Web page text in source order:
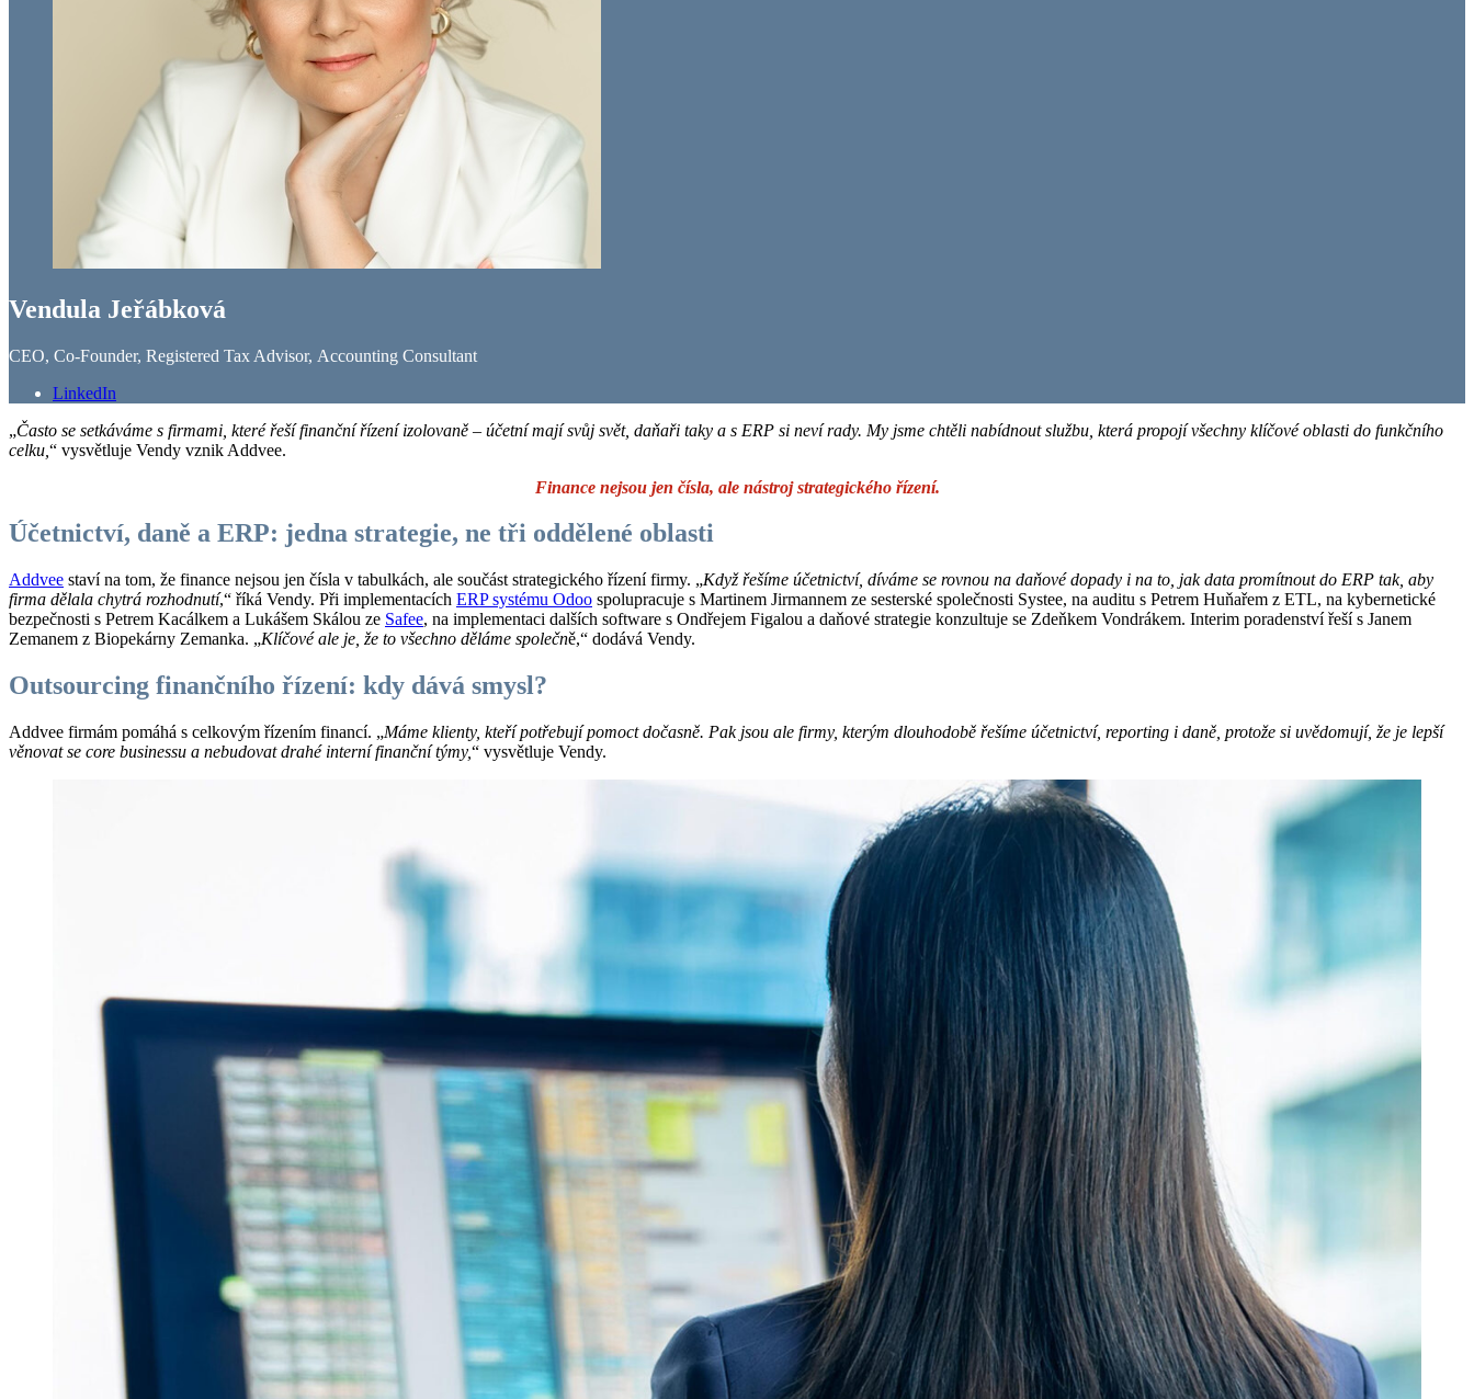
Vendula Jeřábková
CEO, Co-Founder, Registered Tax Advisor, Accounting Consultant
LinkedIn
„Často se setkáváme s firmami, které řeší finanční řízení izolovaně – účetní mají svůj svět, daňaři taky a s ERP si neví rady. My jsme chtěli nabídnout službu, která propojí všechny klíčové oblasti do funkčního
celku, “ vysvětluje Vendy vznik Addvee.
Finance nejsou jen čísla, ale nástroj strategického řízení.
Účetnictví, daně a ERP: jedna strategie, ne tři oddělené oblasti
Addvee staví na tom, že finance nejsou jen čísla v tabulkách, ale součást strategického řízení firmy. „Když řešíme účetnictví, díváme se rovnou na daňové dopady i na to, jak data promítnout do ERP tak, aby
firma dělala chytrá rozhodnutí,“ říká Vendy. Při implementacích ERP systému Odoo spolupracuje s Martinem Jirmannem ze sesterské společnosti Systee, na auditu s Petrem Huňařem z ETL, na kybernetické
bezpečnosti s Petrem Kacálkem a Lukášem Skálou ze Safee, na implementaci dalších software s Ondřejem Figalou a daňové strategie konzultuje se Zdeňkem Vondrákem. Interim poradenství řeší s Janem
Zemanem z Biopekárny Zemanka. „Klíčové ale je, že to všechno děláme společně,“ dodává Vendy.
Outsourcing finančního řízení: kdy dává smysl?
Addvee firmám pomáhá s celkovým řízením financí. „Máme klienty, kteří potřebují pomoct dočasně. Pak jsou ale firmy, kterým dlouhodobě řešíme účetnictví, reporting i daně, protože si uvědomují, že je lepší
věnovat se core businessu a nebudovat drahé interní finanční týmy,“ vysvětluje Vendy.